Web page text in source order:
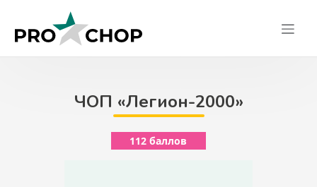
content
ЧОП «Легион-2000»
112 баллов